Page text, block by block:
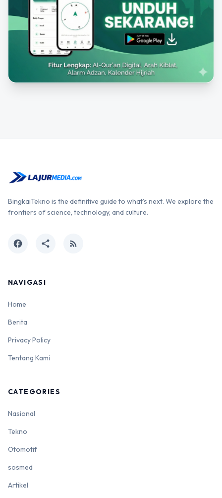
BingkaiTekno is the definitive guide to what's next. We explore the
frontiers of science, technology, and culture.
facebook share rss_feed
NAVIGASI
Home
Berita
Privacy Policy
Tentang Kami
CATEGORIES
Nasional
Tekno
Otomotif
sosmed
Artikel